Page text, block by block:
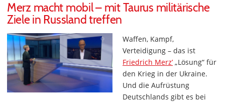
Merz macht mobil – mit Taurus militärische
Ziele in Russland treffen
Waffen, Kampf,
Verteidigung – das ist
Friedrich Merz’ „Lösung“ für
den Krieg in der Ukraine.
Und die Aufrüstung
Deutschlands gibt es bei